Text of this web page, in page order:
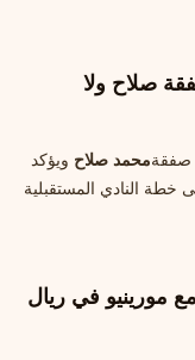
صلاح ولا
صفقةمحمد صلاح ويؤكد
خطة النادي المستقبلية
مورينيو في ريال